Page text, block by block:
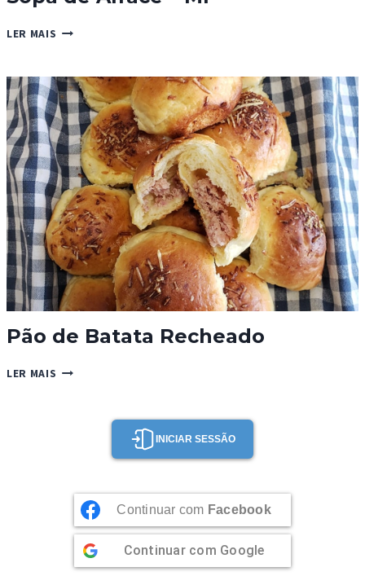
LER MAIS SOPA
–
MP
Pão de Batata Recheado
LER MAIS PÃO
RECHEADO
INICIAR SESSÃO
Continuar com Facebook
Continuar com Google